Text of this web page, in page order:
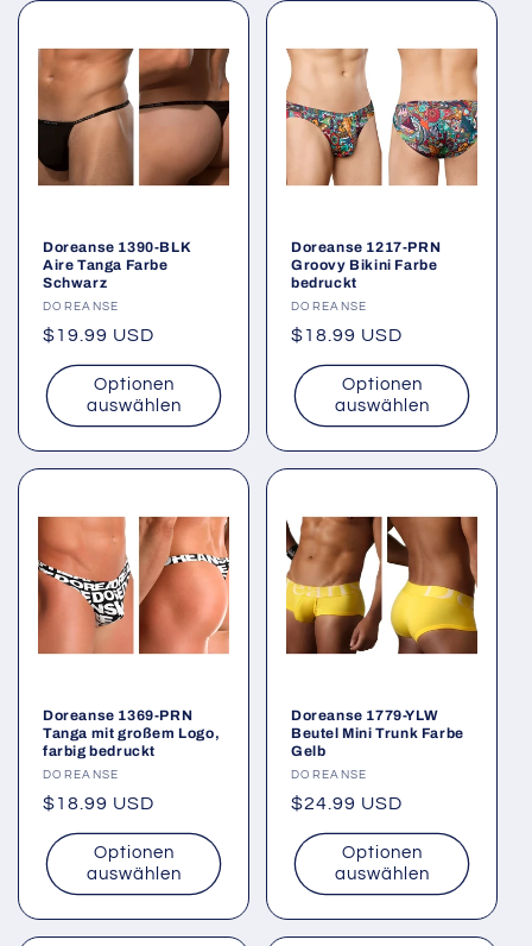
Doreanse 1390-BLK
Aire Tanga Farbe
Schwarz
Anbieter:
DOREANSE
Normaler
Preis
$19.99 USD
Optionen
auswählen
Doreanse 1217-PRN
Groovy Bikini Farbe
bedruckt
Anbieter:
DOREANSE
Normaler
Preis
$18.99 USD
Optionen
auswählen
Doreanse 1369-PRN
Tanga mit großem Logo,
farbig bedruckt
Anbieter:
DOREANSE
Normaler
Preis
$18.99 USD
Optionen
auswählen
Doreanse 1779-YLW
Beutel Mini Trunk Farbe
Gelb
Anbieter:
DOREANSE
Normaler
Preis
$24.99 USD
Optionen
auswählen